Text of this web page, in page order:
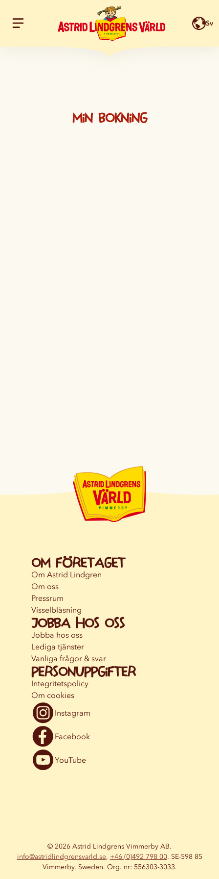
Hoppa till innehållet Sv
Min bokning
Om företaget
Om Astrid Lindgren
Om oss
Pressrum
Visselblåsning
Jobba hos oss
Jobba hos oss
Lediga tjänster
Vanliga frågor & svar
Personuppgifter
Integritetspolicy
Om cookies
Instagram
Facebook
YouTube
© 2026 Astrid Lindgrens Vimmerby AB.
info@astridlindgrensvarld.se, +46 (0)492 798 00. SE-598 85
Vimmerby, Sweden. Org. nr: 556303-3033.